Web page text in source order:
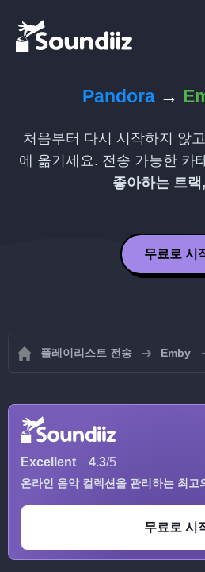
Pandora→
처음부터 다시 시작하지 않고
에 옮기세요. 전송 가능한 카
좋아하는 트랙
무료로 시
플레이리스트 전송 Emby
Excellent 4.3/5
온라인 음악 컬렉션을 관리하는 최고
무료로 시